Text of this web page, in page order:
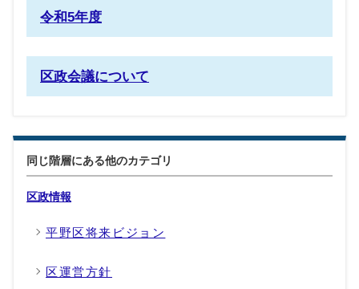
令和5年度
区政会議について
同じ階層にある他のカテゴリ
区政情報
平野区将来ビジョン
区運営方針